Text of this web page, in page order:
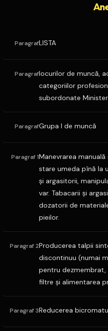
ParagrafLISTA
Paragraflocurilor de muncă,
categoriilor
subordonate
ParagrafGrupa I de muncă
Paragraf 1Manevrarea
stare umeda pînă la
şi argasitorii,
var. Tabacarii şi
dozatorii de
pieilor.
Paragraf 2Producerea talpii
discontinuu (numai
pentru
filtre şi alimentarea
Paragraf 3Reducerea